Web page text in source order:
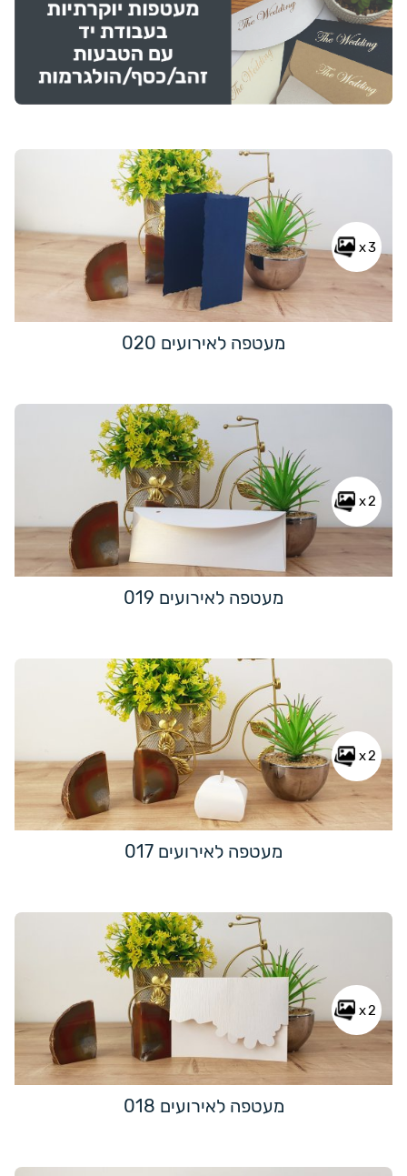
x3
מעטפה לאירועים 020
x2
מעטפה לאירועים 019
x2
מעטפה לאירועים 017
x2
מעטפה לאירועים 018